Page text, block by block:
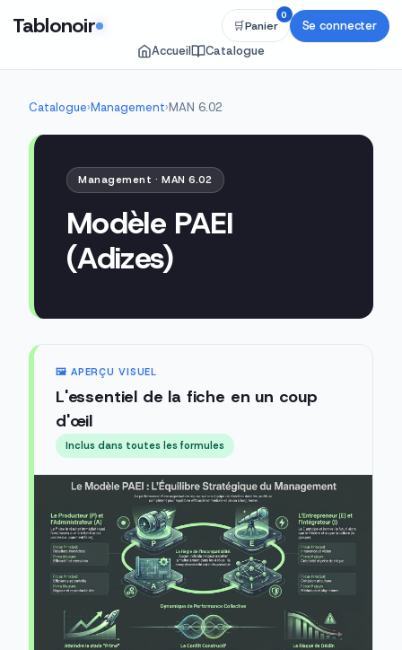
Tablonoir
Accueil Catalogue
🛒Panier
0
Se connecter
Catalogue›Management›MAN 6.02
Management · MAN 6.02
Modèle PAEI
(Adizes)
🖼️ APERÇU VISUEL
L'essentiel de la fiche en un coup
d'œil
Inclus dans toutes les formules